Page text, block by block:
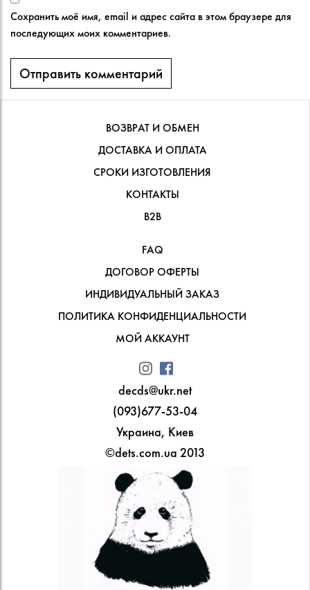
Сохранить моё имя, email и адрес сайта в этом браузере для
последующих моих комментариев.
ВОЗВРАТ И ОБМЕН
ДОСТАВКА И ОПЛАТА
СРОКИ ИЗГОТОВЛЕНИЯ
КОНТАКТЫ
В2В
FAQ
ДОГОВОР ОФЕРТЫ
ИНДИВИДУАЛЬНЫЙ ЗАКАЗ
ПОЛИТИКА КОНФИДЕНЦИАЛЬНОСТИ
МОЙ АККАУНТ
decds@ukr.net
(093)677-53-04
Украина, Киев
©dets.com.ua 2013